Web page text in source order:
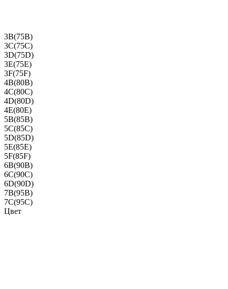
3B(75B)
3C(75C)
3D(75D)
3E(75E)
3F(75F)
4B(80B)
4C(80C)
4D(80D)
4E(80E)
5B(85B)
5C(85C)
5D(85D)
5E(85E)
5F(85F)
6B(90B)
6C(90C)
6D(90D)
7B(95B)
7C(95C)
Цвет